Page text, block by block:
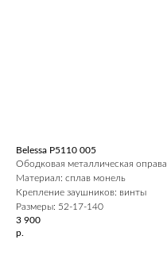
Belessa P5110 005
Ободковая металлическая оправа
Материал: сплав монель
Крепление заушников: винты
Размеры: 52-17-140
3 900
р.